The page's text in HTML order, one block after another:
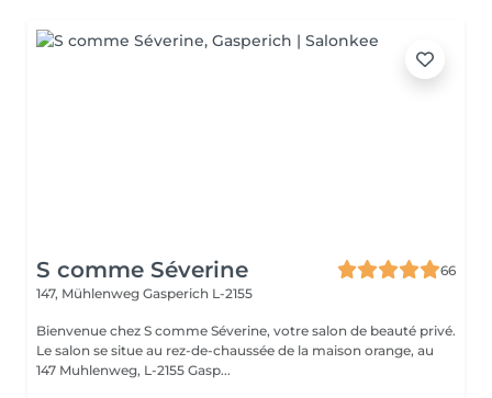
S comme Séverine
66
147, Mühlenweg Gasperich L-2155
Bienvenue chez S comme Séverine, votre salon de beauté privé.
Le salon se situe au rez-de-chaussée de la maison orange, au
147 Muhlenweg, L-2155 Gasp...